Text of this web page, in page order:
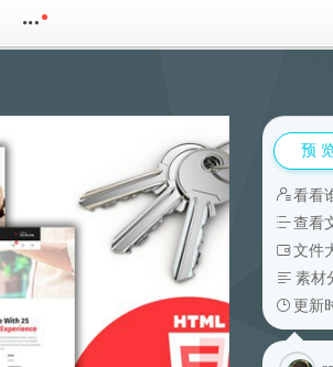
预
看看
查看
文件
素材
更新